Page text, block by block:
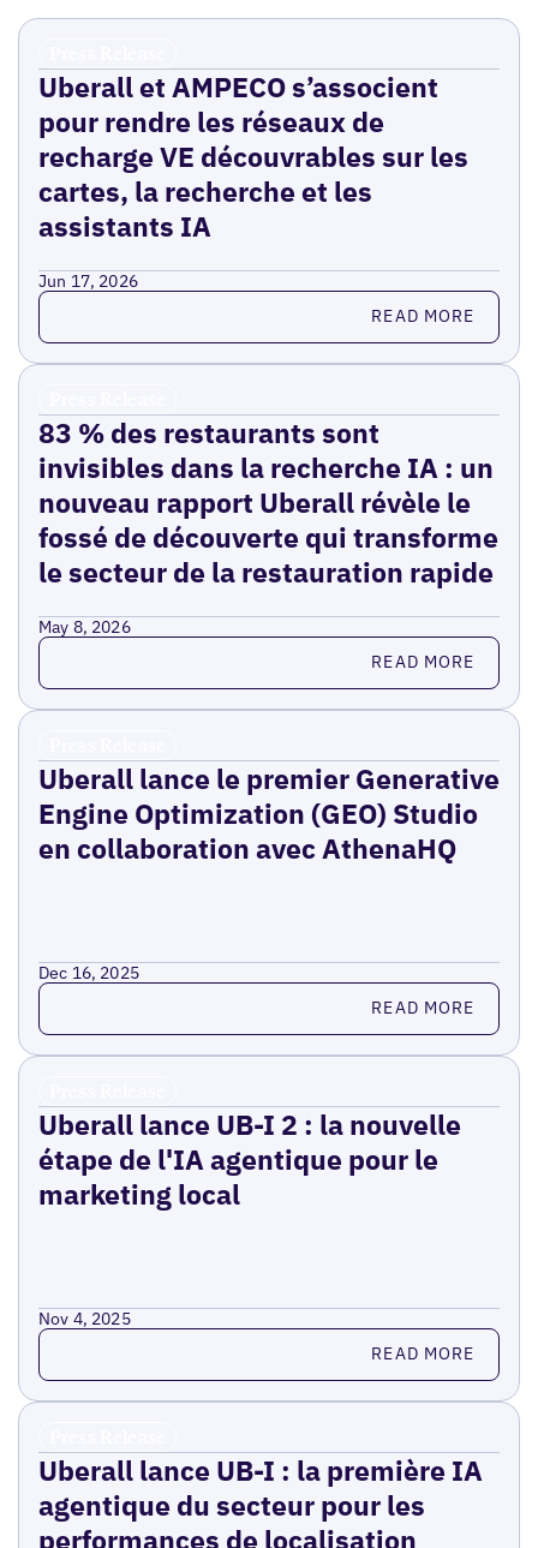
Uberall et AMPECO s’associent
pour rendre les réseaux de
recharge VE découvrables sur les
cartes, la recherche et les
assistants IA
Jun 17, 2026
Read more READ MORE
83 % des restaurants sont
invisibles dans la recherche IA : un
nouveau rapport Uberall révèle le
fossé de découverte qui transforme
le secteur de la restauration rapide
May 8, 2026
Read more READ MORE
Uberall lance le premier Generative
Engine Optimization (GEO) Studio
en collaboration avec AthenaHQ
Dec 16, 2025
Read more READ MORE
Uberall lance UB-I 2 : la nouvelle
étape de l'IA agentique pour le
marketing local
Nov 4, 2025
Read more READ MORE
Uberall lance UB-I : la première IA
agentique du secteur pour les
performances de localisation